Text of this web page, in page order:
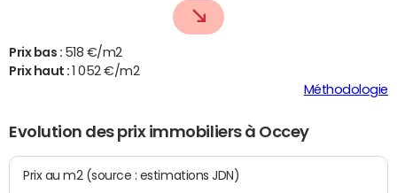
Prix bas : 518 €/m2
Prix haut :
1 052 €/m2
Méthodologie
Evolution des prix immobiliers à Occey
Prix au m2 (source : estimations JDN)